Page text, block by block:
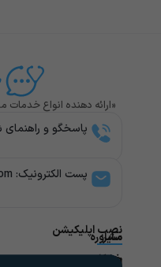
«ارائه دهنده انواع خدمات
پاسخگو و راهنمای شما:
پست الکترونیک: info@pezeshket.com​
مشاوره
پزشکی
سایر
خدمات
نصب اپلیکیشن